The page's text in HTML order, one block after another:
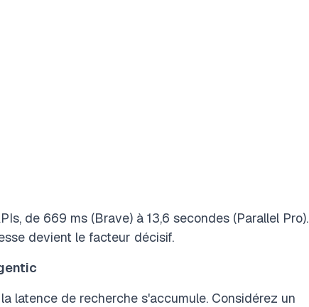
de 669 ms (Brave) à 13,6 secondes (Parallel Pro).
devient le facteur décisif.
latence de recherche s'accumule. Considérez un